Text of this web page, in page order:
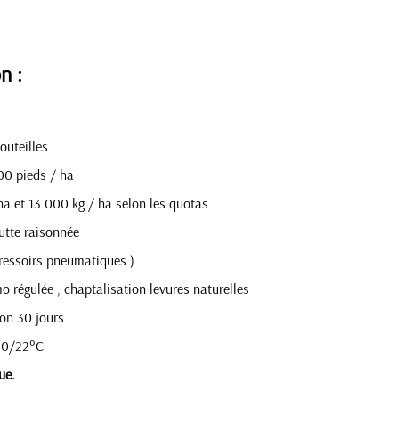
:
pieds / ha
et 13 000 kg / ha selon les quotas
raisonnée
pneumatiques )
régulée , chaptalisation levures naturelles
30 jours
22°C